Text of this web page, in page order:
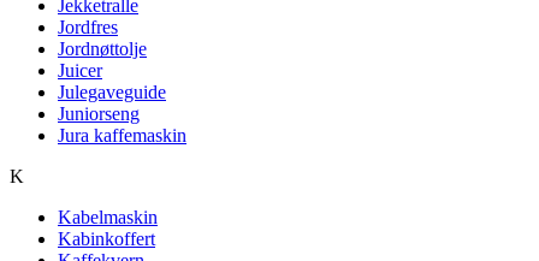
Jekketralle
Jordfres
Jordnøttolje
Juicer
Julegaveguide
Juniorseng
Jura kaffemaskin
K
Kabelmaskin
Kabinkoffert